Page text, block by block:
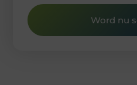
Word nu